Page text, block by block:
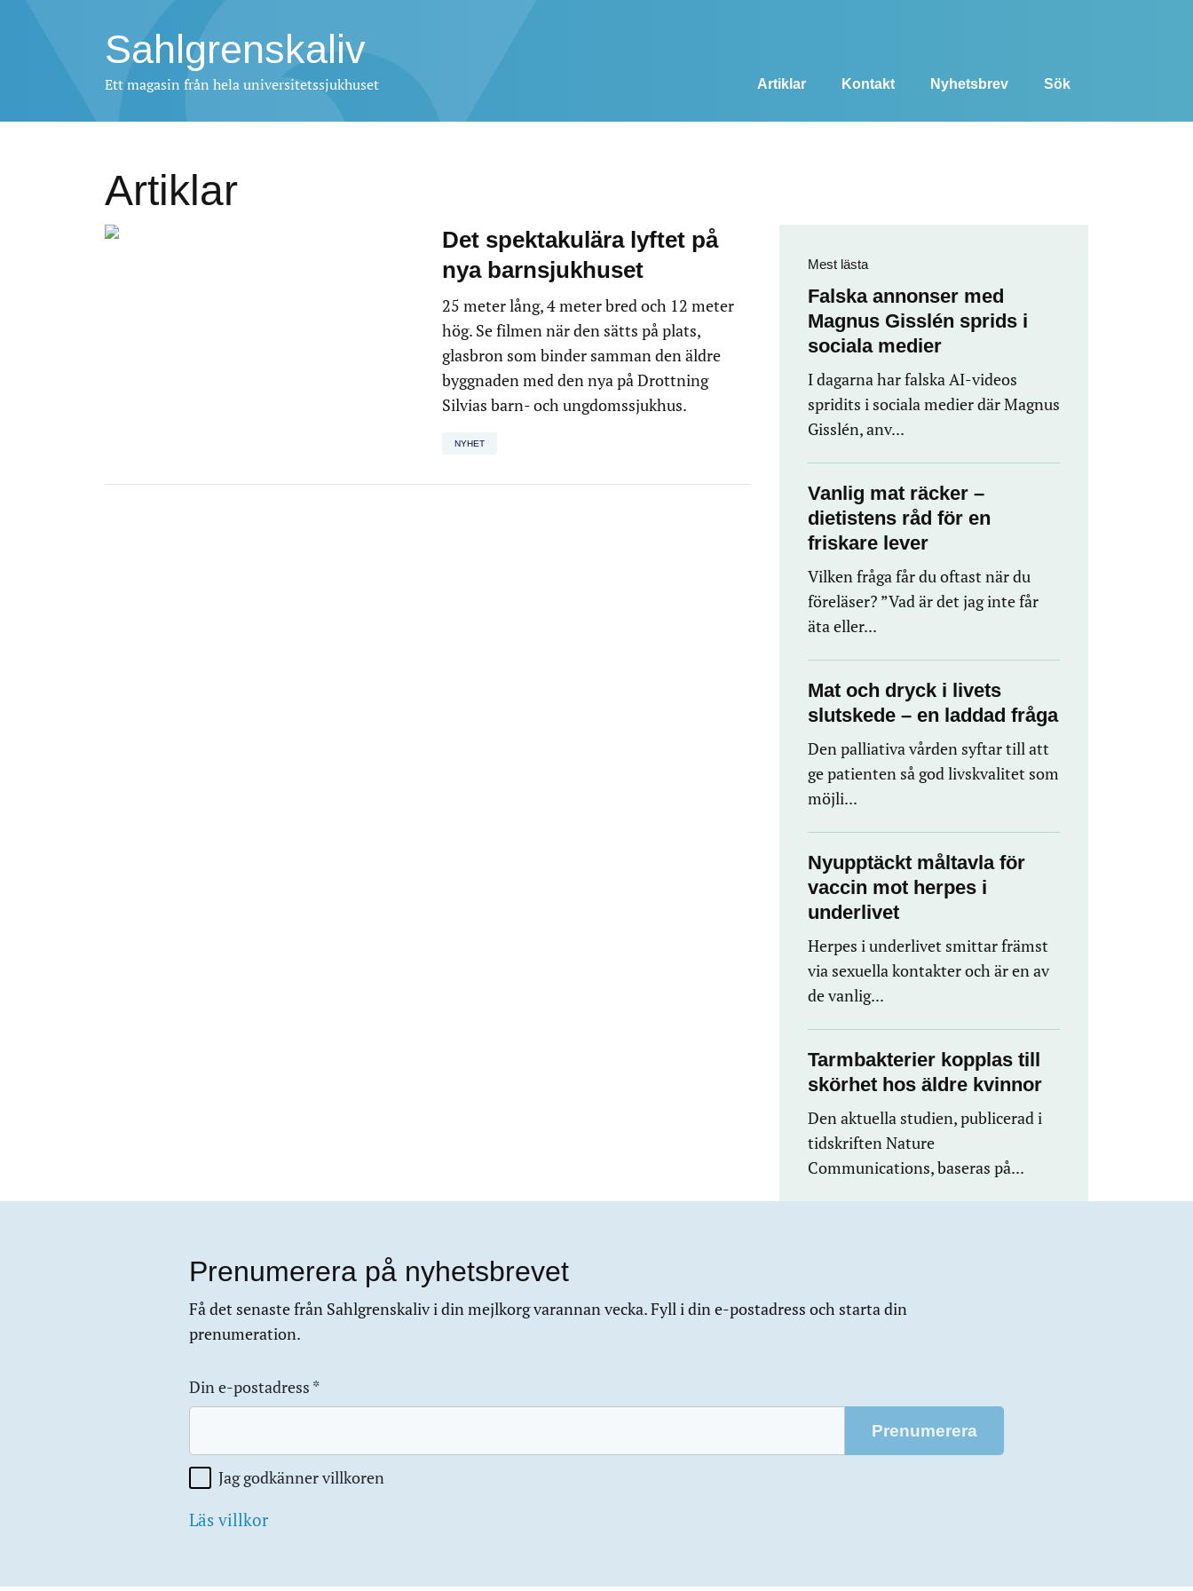
Sahlgrenskaliv
Ett magasin från hela universitetssjukhuset Artiklar Kontakt Nyhetsbrev Sök
Artiklar
Det spektakulära lyftet på
nya barnsjukhuset
25 meter lång, 4 meter bred och 12 meter
hög. Se filmen när den sätts på plats,
glasbron som binder samman den äldre
byggnaden med den nya på Drottning
Silvias barn- och ungdomssjukhus.
NYHET
Mest lästa
Falska annonser med
Magnus Gisslén sprids i
sociala medier
I dagarna har falska AI-videos
spridits i sociala medier där Magnus
Gisslén, anv...
Vanlig mat räcker –
dietistens råd för en
friskare lever
Vilken fråga får du oftast när du
föreläser? ”Vad är det jag inte får
äta eller...
Mat och dryck i livets
slutskede – en laddad fråga
Den palliativa vården syftar till att
ge patienten så god livskvalitet som
möjli...
Nyupptäckt måltavla för
vaccin mot herpes i
underlivet
Herpes i underlivet smittar främst
via sexuella kontakter och är en av
de vanlig...
Tarmbakterier kopplas till
skörhet hos äldre kvinnor
Den aktuella studien, publicerad i
tidskriften Nature
Communications, baseras på...
Prenumerera på nyhetsbrevet
Få det senaste från Sahlgrenskaliv i din mejlkorg varannan vecka. Fyll i din e-postadress och starta din
prenumeration.
Din e-postadress *
Jag godkänner villkoren
Läs villkor